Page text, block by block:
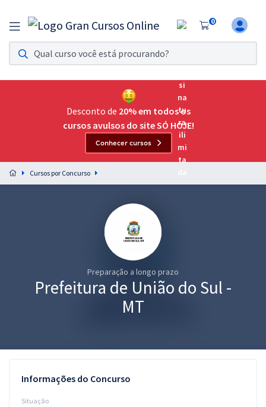
0
Assinatura Ilimitada 11
Acesso a todos os cursos. Teste grátis por 7 dias!
Assinatura OAB Até Passar
Acesso ilimitado a toda preparação para o Exame da
Preparação completa e intensiva para as principais
residências em saúde do Brasil
Desconto de 20% em todos os
cursos avulsos do site SÓ HOJE!
Conhecer cursos
Cursos por Concurso
Preparação a longo prazo
Prefeitura de União do Sul -
MT
Informações do Concurso
Situação